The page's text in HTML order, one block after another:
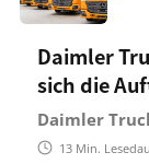
Daimler
sich die
Daimler
13 Min.